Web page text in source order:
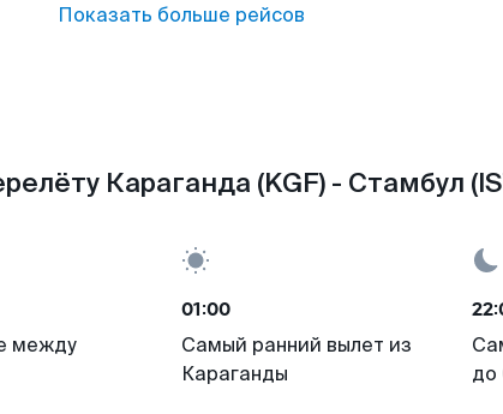
Показать больше рейсов
Караганда (KGF) - Стамбул
между
01:00
Самый ранний вылет из
Караганды
до